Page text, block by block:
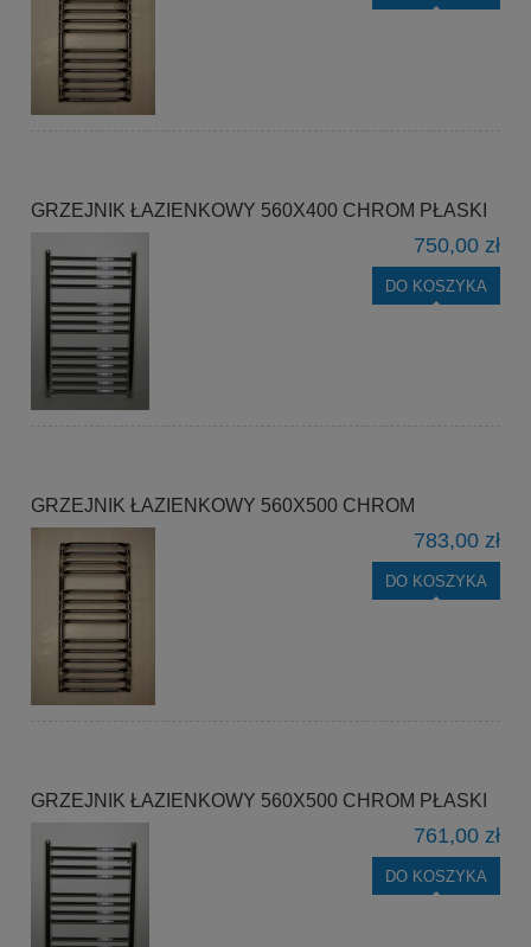
GRZEJNIK ŁAZIENKOWY 560X400 CHROM PŁASKI
750,00 zł
DO KOSZYKA
GRZEJNIK ŁAZIENKOWY 560X500 CHROM
783,00 zł
DO KOSZYKA
GRZEJNIK ŁAZIENKOWY 560X500 CHROM PŁASKI
761,00 zł
DO KOSZYKA